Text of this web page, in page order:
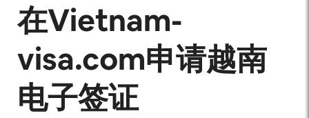
在Vietnam-
visa.com申请越南
电子签证